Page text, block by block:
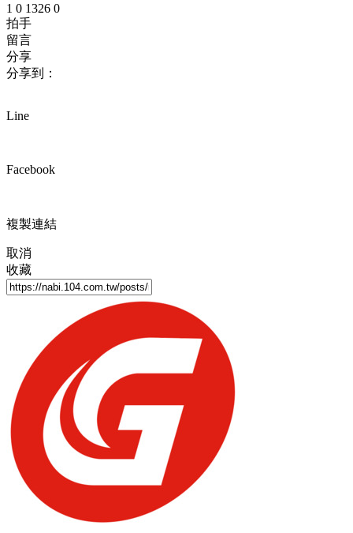
1 0 1326 0
拍手
留言
分享
分享到：
Line
Facebook
複製連結
取消
收藏